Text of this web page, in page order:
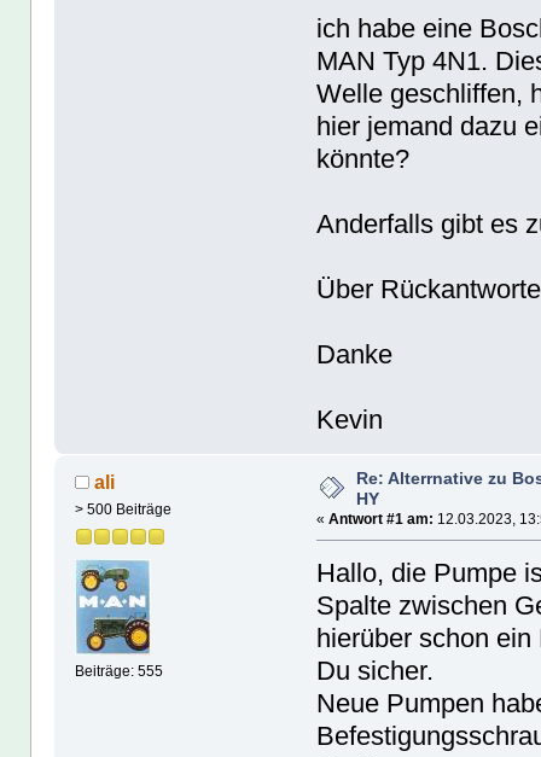
ich habe eine
MAN Typ 4N1.
Welle geschliffen,
hier jemand dazu
könnte?
Anderfalls gibt es
Über
Danke
Kevin
ali
> 500 Beiträge
Beiträge: 555
Re: Alterrnative zu
HY
«Antwort #1 am: 12.03.2023,
Hallo, die Pumpe
Spalte zwischen
hierüber schon
Du sicher.
Neue Pumpen